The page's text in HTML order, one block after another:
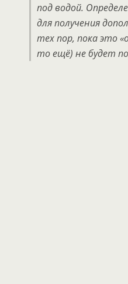
под водой.
для получения
тех пор, пока это
то ещё) не будет